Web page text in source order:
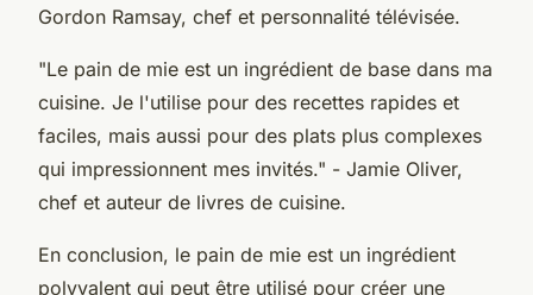
Gordon Ramsay, chef et personnalité télévisée.
"Le pain de mie est un ingrédient de base dans ma
cuisine. Je l'utilise pour des recettes rapides et
faciles, mais aussi pour des plats plus complexes
qui impressionnent mes invités." - Jamie Oliver,
chef et auteur de livres de cuisine.
En conclusion, le pain de mie est un ingrédient
polyvalent qui peut être utilisé pour créer une